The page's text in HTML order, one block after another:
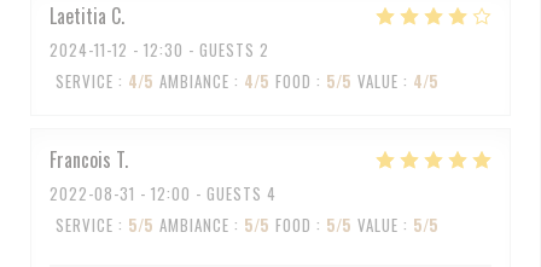
Laetitia C
2024-11-12 - 12:30 - GUESTS 2
SERVICE : 4/5 AMBIANCE : 4/5 FOOD : 5/5 VALUE : 4/5
Francois T
2022-08-31 - 12:00 - GUESTS 4
SERVICE : 5/5 AMBIANCE : 5/5 FOOD : 5/5 VALUE : 5/5